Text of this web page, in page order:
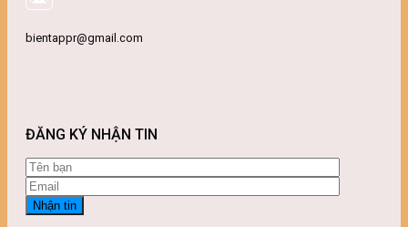
bientappr@gmail.com
ĐĂNG KÝ NHẬN TIN